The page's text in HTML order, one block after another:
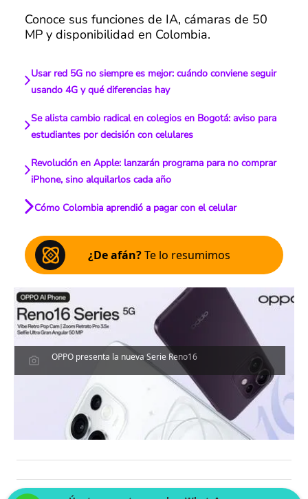
Conoce sus funciones de IA, cámaras de 50
MP y disponibilidad en Colombia.
Usar red 5G no siempre es mejor: cuándo conviene seguir
usando 4G y qué diferencias hay
Se alista cambio radical en colegios en Bogotá: aviso para
estudiantes por decisión con celulares
Revolución en Apple: lanzarán programa para no comprar
iPhone, sino alquilarlos cada año
Cómo Colombia aprendió a pagar con el celular
¿De afán?Te lo resumimos
OPPO presenta la nueva Serie Reno16